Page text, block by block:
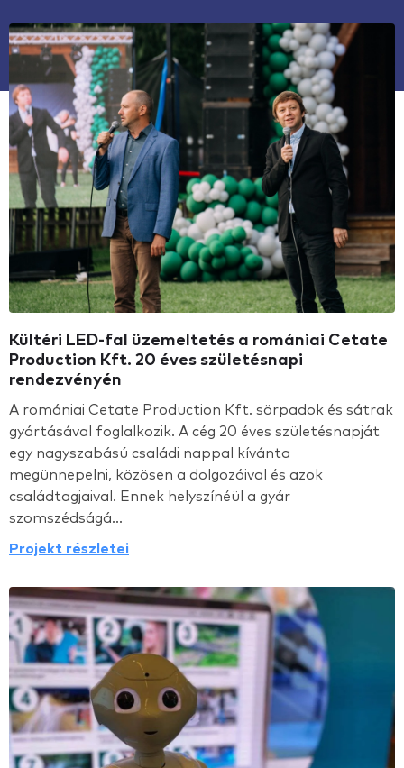
Kültéri LED-fal üzemeltetés a romániai Cetate
Production Kft. 20 éves születésnapi
rendezvényén
A romániai Cetate Production Kft. sörpadok és sátrak
gyártásával foglalkozik. A cég 20 éves születésnapját
egy nagyszabású családi nappal kívánta
megünnepelni, közösen a dolgozóival és azok
családtagjaival. Ennek helyszínéül a gyár
szomszédságá...
Projekt részletei